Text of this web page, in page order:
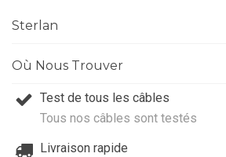
Sterlan
Où Nous Trouver
Test de tous les câbles
Tous nos câbles sont testés
Livraison rapide